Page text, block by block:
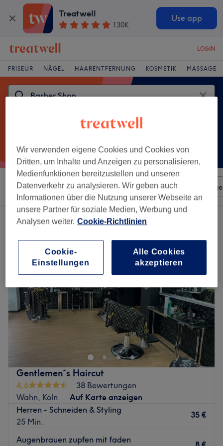
Treatwell
130K
Use app
LOGIN
FRISEUR NÄGEL HAARENTFERNUNG KOSMETIK MASSAGE
Sortieren nach Beliebiger Preis Salons
Ein Salon, der anbietet: barber shop in Wahn, Köln
Gentlemen´s Haircut
4,6
38 Bewertungen
Wahn, Köln
Auf Karte anzeigen
Herren - Schneiden & Styling
25 Min.
35 €
Augenbrauen zupfen mit faden
Wir verwenden eigene Cookies und Cookies von
Dritten, um Inhalte und Anzeigen zu personalisieren,
Medienfunktionen bereitzustellen und unseren
Datenverkehr zu analysieren. Wir geben auch
Informationen über die Nutzung unserer Webseite an
unsere Partner für soziale Medien, Werbung und
Analysen weiter. Cookie-Richtlinien
Cookie-
Einstellungen
Alle Cookies
akzeptieren